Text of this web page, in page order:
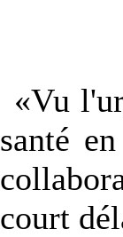
«Vu
santé
court